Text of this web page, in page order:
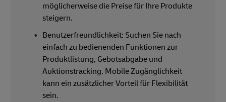
möglicherweise die Preise für Ihre Produkte
steigern.
Benutzerfreundlichkeit: Suchen Sie nach
einfach zu bedienenden Funktionen zur
Produktlistung, Gebotsabgabe und
Auktionstracking. Mobile Zugänglichkeit
kann ein zusätzlicher Vorteil für Flexibilität
sein.